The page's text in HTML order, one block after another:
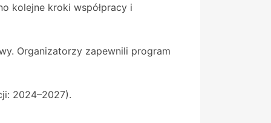
kolejne kroki współpracy i
Organizatorzy zapewnili program
2024–2027).